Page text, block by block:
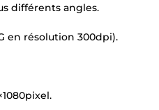
différents angles.
en résolution 300dpi).